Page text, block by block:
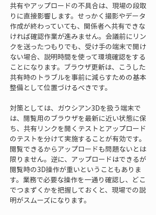
共有やアップロードの不具合は、現場の段取
りに直接影響します。せっかく撮影やデータ
作成が終わっていても、関係者へ共有できな
ければ確認作業が進みません。会議前にリン
クを送ったつもりでも、受け手の端末で開け
ない場合、説明時間を使って環境確認をする
ことになります。ブラウザ更新は、こうした
共有時のトラブルを事前に減らすための基本
整備として位置づけるべきです。
対策としては、ガウシアン3Dを扱う端末で
は、閲覧用のブラウザを最新に近い状態に保
ち、共有リンクを開くテストとアップロード
のテストを分けて実施することが有効です。
閲覧できるからアップロードも問題ないとは
限りません。逆に、アップロードはできるが
閲覧時の3D操作が重いということもありま
す。業務で必要な操作を一通り確認し、どこ
でつまずくかを把握しておくと、現場での説
明がスムーズになります。